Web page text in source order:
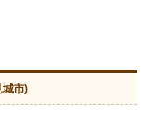
城市)